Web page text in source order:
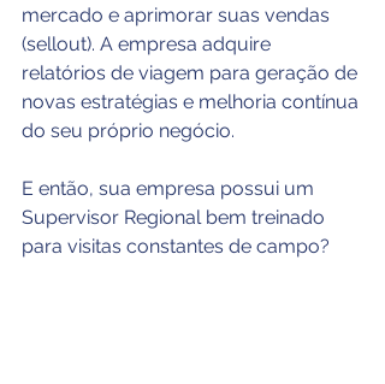
mercado e aprimorar suas vendas
(sellout). A empresa adquire
relatórios de viagem para geração de
novas estratégias e melhoria contínua
do seu próprio negócio.
E então, sua empresa possui um
Supervisor Regional bem treinado
para visitas constantes de campo?